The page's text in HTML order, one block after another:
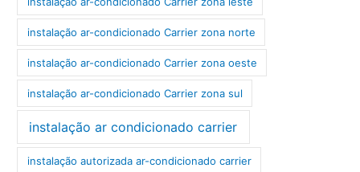
instalação ar-condicionado Carrier zona norte
instalação ar-condicionado Carrier zona oeste
instalação ar-condicionado Carrier zona sul
instalação ar condicionado carrier
instalação autorizada ar-condicionado carrier